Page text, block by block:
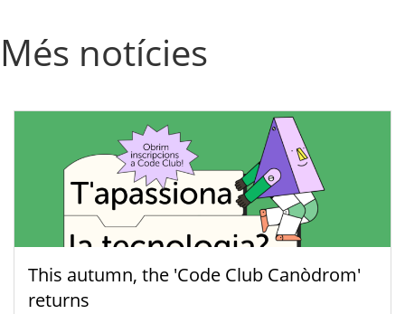
Més notícies
This autumn, the 'Code Club Canòdrom'
returns